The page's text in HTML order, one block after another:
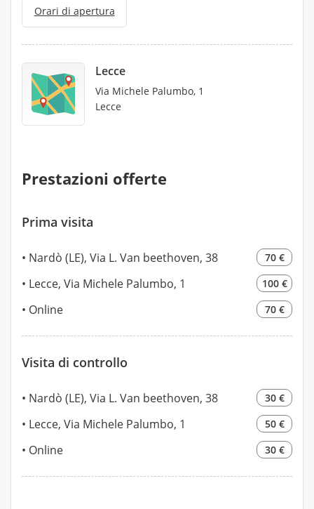
Orari di apertura
Lecce
Via Michele Palumbo, 1
Lecce
Prestazioni offerte
Prima visita
Nardò (LE), Via L. Van beethoven, 38 70 €
Lecce, Via Michele Palumbo, 1 100 €
Online 70 €
Visita di controllo
Nardò (LE), Via L. Van beethoven, 38 30 €
Lecce, Via Michele Palumbo, 1 50 €
Online 30 €